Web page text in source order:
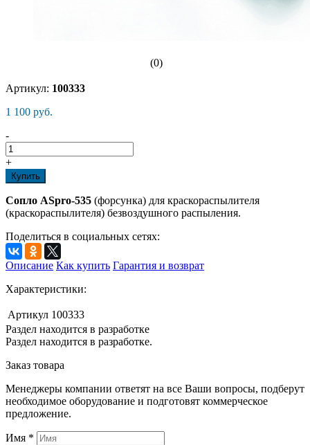
(0)
Артикул: 100333
1 100 руб.
-
+
Купить
Сопло ASpro-535 (форсунка) для краскораспылителя
(краскораспылителя) безвоздушного распыления.
Поделиться в социальных сетях:
Описание Как купить Гарантия и возврат
Характеристики:
Артикул 100333
Раздел находится в разработке
Раздел находится в разработке.
Заказ товара
Менеджеры компании ответят на все Ваши вопросы, подберут
необходимое оборудование и подготовят коммерческое
предложение.
Имя *